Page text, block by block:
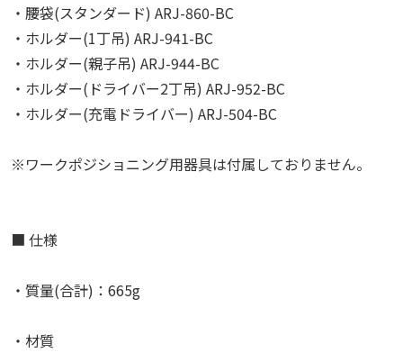
・腰袋(スタンダード) ARJ-860-BC
・ホルダー(1丁吊) ARJ-941-BC
・ホルダー(親子吊) ARJ-944-BC
・ホルダー(ドライバー2丁吊) ARJ-952-BC
・ホルダー(充電ドライバー) ARJ-504-BC
※ワークポジショニング用器具は付属しておりません。
■ 仕様
・質量(合計)：665g
・材質